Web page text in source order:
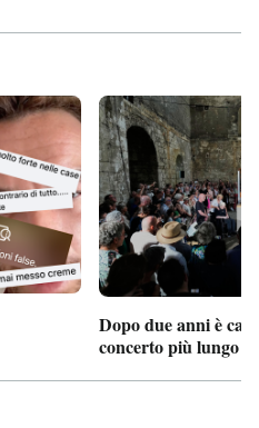
Dopo due anni è
concerto più lungo